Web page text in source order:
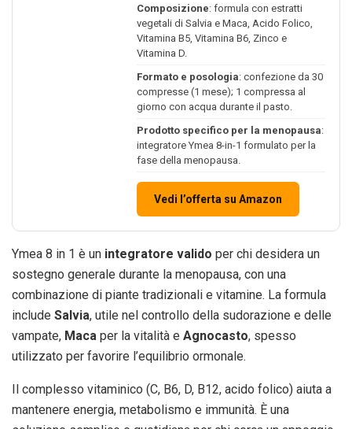
Composizione: formula con estratti
vegetali di Salvia e Maca, Acido Folico,
Vitamina B5, Vitamina B6, Zinco e
Vitamina D.
Formato e posologia: confezione da 30
compresse (1 mese); 1 compressa al
giorno con acqua durante il pasto.
Prodotto specifico per la menopausa:
integratore Ymea 8-in-1 formulato per la
fase della menopausa.
Vedi l’offerta su Amazon
Ymea 8 in 1 è un integratore valido per chi desidera un
sostegno generale durante la menopausa, con una
combinazione di piante tradizionali e vitamine. La formula
include Salvia, utile nel controllo della sudorazione e delle
vampate, Maca per la vitalità e Agnocasto, spesso
utilizzato per favorire l’equilibrio ormonale.
Il complesso vitaminico (C, B6, D, B12, acido folico) aiuta a
mantenere energia, metabolismo e immunità. È una